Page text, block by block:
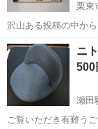
栗東
沢山ある投稿の中からご
ついて＞ Sony PlayStation THE KING OF FIGHTERS '97 ソニー
プレイステーション
滋賀 栗東市
ニ
500
瀬田
ご覧いただき有難うございます。 ニトリの座